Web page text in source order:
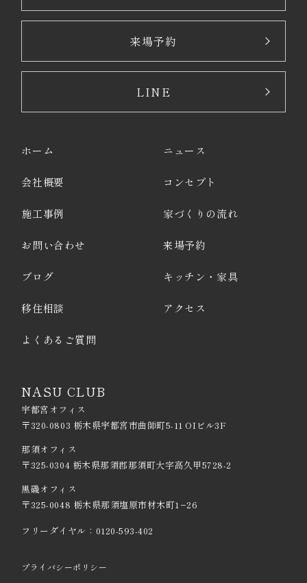
NASU CLUB
宇都宮オフィス
〒320-0803 栃木県宇都宮市曲師町5-11 OIビル3F
那須オフィス
〒325-0304 栃木県那須郡那須町大字高久甲5728-2
黒磯オフィス
〒325-0048 栃木県那須塩原市材木町1−26
フリーダイヤル： 0120-593-402
プライバシーポリシー
来場予約
LINE
ホーム ニュース
会社概要 コンセプト
施工事例 家づくりの流れ
お問い合わせ 来場予約
ブログ キッチン・家具
移住相談 アクセス
よくあるご質問